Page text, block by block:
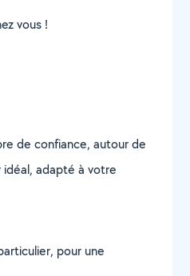
vous !
de confiance, autour de
adapté à votre
pour une